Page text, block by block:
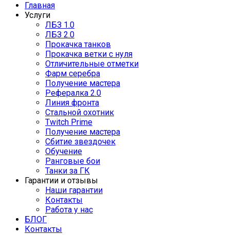
Главная
Услуги
ЛБЗ 1.0
ЛБЗ 2.0
Прокачка танков
Прокачка ветки с нуля
Отличительные отметки
Фарм серебра
Получение мастера
Рефералка 2.0
Линия фронта
Стальной охотник
Twitch Prime
Получение мастера
Сбитие звездочек
Обучение
Ранговые бои
Танки за ГК
Гарантии и отзывы
Наши гарантии
Контакты
Работа у нас
БЛОГ
Контакты